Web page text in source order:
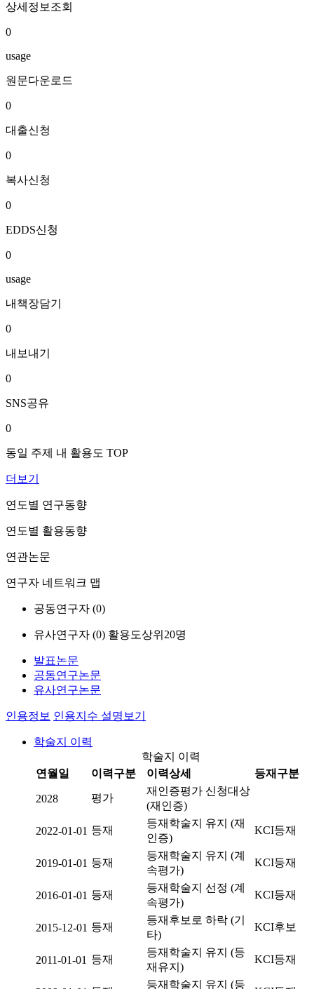
상세정보조회
0
usage
원문다운로드
0
대출신청
0
복사신청
0
EDDS신청
0
usage
내책장담기
0
내보내기
0
SNS공유
0
동일 주제 내 활용도 TOP
더보기
연도별 연구동향
연도별 활용동향
연관논문
연구자 네트워크 맵
공동연구자 (0)
유사연구자 (0) 활용도상위20명
발표논문
공동연구논문
유사연구논문
인용정보 인용지수 설명보기
학술지 이력
학술지 이력
연월일
이력구분 이력상세 등재구분
2028 평가
재인증평가 신청대상
(재인증)
2022-01-01 등재
등재학술지 유지 (재
인증)
KCI등재
2019-01-01 등재
등재학술지 유지 (계
속평가)
KCI등재
2016-01-01 등재
등재학술지 선정 (계
속평가)
KCI등재
2015-12-01 등재
등재후보로 하락 (기
타)
KCI후보
2011-01-01 등재
등재학술지 유지 (등
재유지)
KCI등재
등재학술지 유지 (등